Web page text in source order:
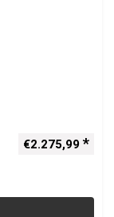
€2.275,99